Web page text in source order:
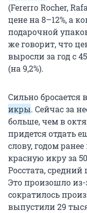
(Fererro Roсher,
цене на 8–12%, а
подарочной
же говорит, что
выросли за год с
(на 9,2%).
Сильно бросается
икры. Сейчас за
больше, чем в
придется отдать
слову, годом
красную икру за
Росстата,
Это произошло из-
сократилось
выпустили 29